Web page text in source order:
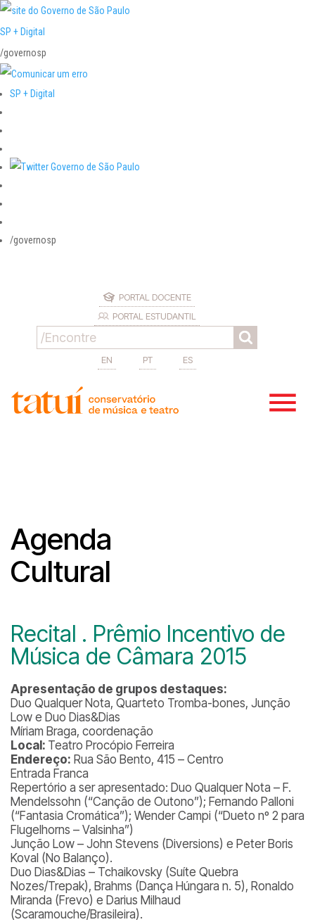
SP + Digital
/governosp
SP + Digital
/governosp
PORTAL DOCENTE
PORTAL ESTUDANTIL
EN PT ES
Agenda
Cultural
Recital . Prêmio Incentivo de
Música de Câmara 2015
Apresentação de grupos destaques:
Duo Qualquer Nota, Quarteto Tromba-bones, Junção
Low e Duo Dias&Dias
Míriam Braga, coordenação
Local: Teatro Procópio Ferreira
Endereço: Rua São Bento, 415 – Centro
Entrada Franca
Repertório a ser apresentado: Duo Qualquer Nota – F.
Mendelssohn (“Canção de Outono”); Fernando Palloni
(“Fantasia Cromática”); Wender Campi (“Dueto nº 2 para
Flugelhorns – Valsinha”)
Junção Low – John Stevens (Diversions) e Peter Boris
Koval (No Balanço).
Duo Dias&Dias – Tchaikovsky (Suíte Quebra
Nozes/Trepak), Brahms (Dança Húngara n. 5), Ronaldo
Miranda (Frevo) e Darius Milhaud
(Scaramouche/Brasileira).